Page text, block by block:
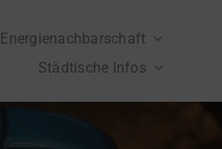
Energienachbarschaft
Städtische Infos